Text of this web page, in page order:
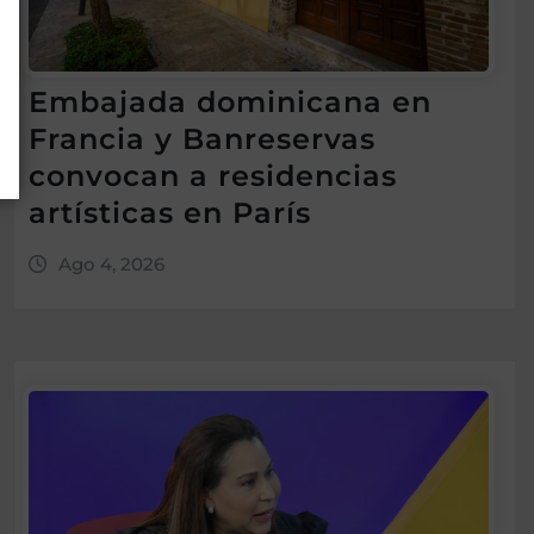
Embajada dominicana en
Francia y Banreservas
convocan a residencias
artísticas en París
Ago 4, 2026